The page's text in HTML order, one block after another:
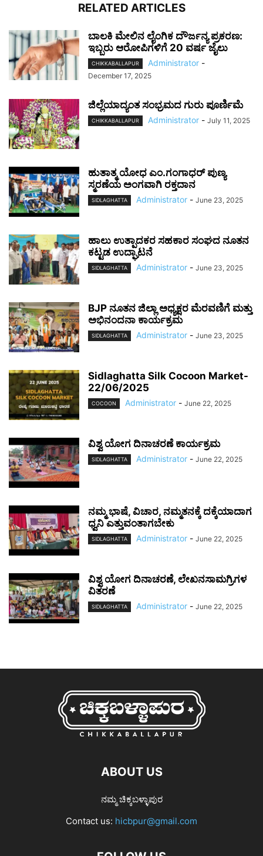
RELATED ARTICLES
ಬಾಲಕಿ ಮೇಲಿನ ಲೈಂಗಿಕ ದೌರ್ಜನ್ಯ ಪ್ರಕರಣ:
ಇಬ್ಬರು ಆರೋಪಿಗಳಿಗೆ 20 ವರ್ಷ ಜೈಲು
CHIKKABALLAPUR Administrator -
December 17, 2025
ಜಿಲ್ಲೆಯಾದ್ಯಂತ ಸಂಭ್ರಮದ ಗುರು ಪೂರ್ಣಿಮೆ
CHIKKABALLAPUR Administrator - July 11, 2025
ಹುತಾತ್ಮ ಯೋಧ ಎಂ.ಗಂಗಾಧರ್ ಪುಣ್ಯ
ಸ್ಮರಣೆಯ ಅಂಗವಾಗಿ ರಕ್ತದಾನ
SIDLAGHATTA Administrator - June 23, 2025
ಹಾಲು ಉತ್ಪಾದಕರ ಸಹಕಾರ ಸಂಘದ ನೂತನ
ಕಟ್ಟಡ ಉದ್ಘಾಟನೆ
SIDLAGHATTA Administrator - June 23, 2025
BJP ನೂತನ ಜಿಲ್ಲಾ ಅಧ್ಯಕ್ಷರ ಮೆರವಣಿಗೆ ಮತ್ತು
ಅಭಿನಂದನಾ ಕಾರ್ಯಕ್ರಮ
SIDLAGHATTA Administrator - June 23, 2025
Sidlaghatta Silk Cocoon Market-
22/06/2025
COCOON Administrator - June 22, 2025
ವಿಶ್ವ ಯೋಗ ದಿನಾಚರಣೆ ಕಾರ್ಯಕ್ರಮ
SIDLAGHATTA Administrator - June 22, 2025
ನಮ್ಮ ಭಾಷೆ, ವಿಚಾರ, ನಮ್ಮತನಕ್ಕೆ ದಕ್ಕೆಯಾದಾಗ
ಧ್ವನಿ ಎತ್ತುವಂತಾಗಬೇಕು
SIDLAGHATTA Administrator - June 22, 2025
ವಿಶ್ವ ಯೋಗ ದಿನಾಚರಣೆ, ಲೇಖನಸಾಮಗ್ರಿಗಳ
ವಿತರಣೆ
SIDLAGHATTA Administrator - June 22, 2025
ABOUT US
ನಮ್ಮ ಚಿಕ್ಕಬಳ್ಳಾಪುರ
Contact us: hicbpur@gmail.com